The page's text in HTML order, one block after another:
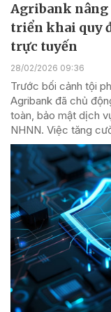
Agribank nâng
triển khai quy
trực tuyến
28/02/2026 09:36
Trước bối cảnh tội
Agribank đã chủ
toàn, bảo mật dịch
NHNN. Việc tăng